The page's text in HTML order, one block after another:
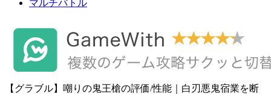
マルチバトル
【グラブル】嘲りの鬼王槍の評価/性能｜白刃悪鬼宿業を断